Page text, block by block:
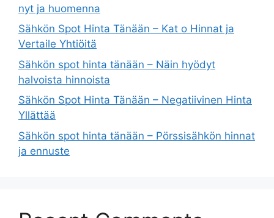
nyt ja huomenna
Sähkön Spot Hinta Tänään – Kat o Hinnat ja
Vertaile Yhtiöitä
Sähkön spot hinta tänään – Näin hyödyt
halvoista hinnoista
Sähkön Spot Hinta Tänään – Negatiivinen Hinta
Yllättää
Sähkön spot hinta tänään – Pörssisähkön hinnat
ja ennuste